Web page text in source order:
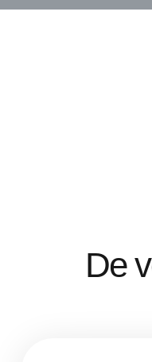
De